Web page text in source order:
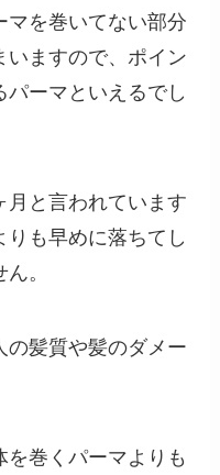
マを巻いてない部分
いますので、ポイン
パーマといえるでし
月と言われています
も早めに落ちてし
。
の髪質や髪のダメー
を巻くパーマよりも